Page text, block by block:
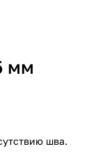
мм
шва.